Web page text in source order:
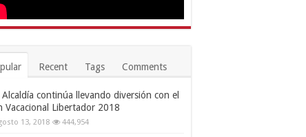
Recent Tags Comments
Alcaldía continúa llevando diversión con el
Vacacional Libertador 2018
13, 2018 444,954